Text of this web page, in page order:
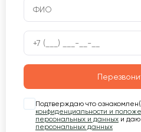
Подтверждаю что
конфиденциальности и
персональных и данных и даю
персональных данных